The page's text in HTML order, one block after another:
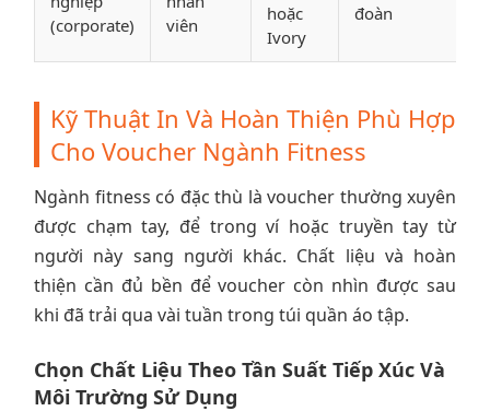
(corporate)
viên
hoặc
Ivory
đoàn
Kỹ Thuật In Và Hoàn Thiện Phù Hợp
Cho Voucher Ngành Fitness
Ngành fitness có đặc thù là voucher thường xuyên
được chạm tay, để trong ví hoặc truyền tay từ
người này sang người khác. Chất liệu và hoàn
thiện cần đủ bền để voucher còn nhìn được sau
khi đã trải qua vài tuần trong túi quần áo tập.
Chọn Chất Liệu Theo Tần Suất Tiếp Xúc Và
Môi Trường Sử Dụng